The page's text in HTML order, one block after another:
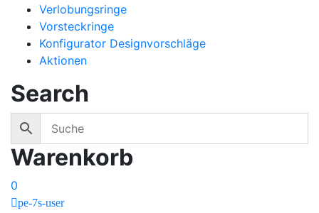
Verlobungsringe
Vorsteckringe
Konfigurator Designvorschläge
Aktionen
Search
Warenkorb
0
pe-7s-user